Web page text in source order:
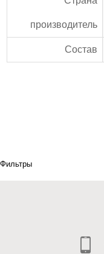
производитель
Состав
Фильтры